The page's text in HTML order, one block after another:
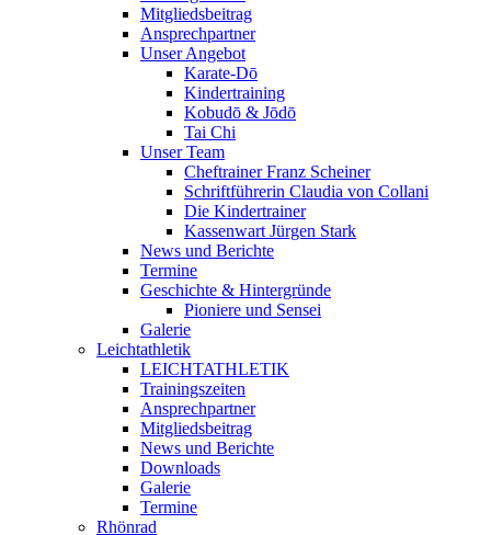
Mitgliedsbeitrag
Ansprechpartner
Unser Angebot
Karate-Dō
Kindertraining
Kobudō & Jōdō
Tai Chi
Unser Team
Cheftrainer Franz Scheiner
Schriftführerin Claudia von Collani
Die Kindertrainer
Kassenwart Jürgen Stark
News und Berichte
Termine
Geschichte & Hintergründe
Pioniere und Sensei
Galerie
Leichtathletik
LEICHTATHLETIK
Trainingszeiten
Ansprechpartner
Mitgliedsbeitrag
News und Berichte
Downloads
Galerie
Termine
Rhönrad